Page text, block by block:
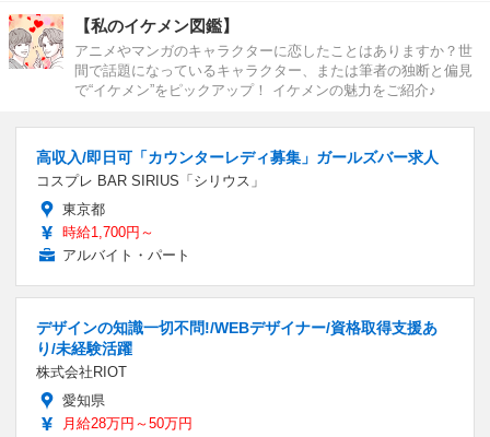
【私のイケメン図鑑】
アニメやマンガのキャラクターに恋したことはありますか？世
間で話題になっているキャラクター、または筆者の独断と偏見
で“イケメン”をピックアップ！ イケメンの魅力をご紹介♪
高収入/即日可「カウンターレディ募集」ガールズバー求人
コスプレ BAR SIRIUS「シリウス」
東京都
時給1,700円～
アルバイト・パート
デザインの知識一切不問!/WEBデザイナー/資格取得支援あ
り/未経験活躍
株式会社RIOT
愛知県
月給28万円～50万円